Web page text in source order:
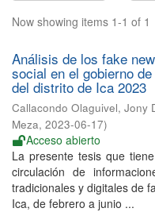
Now showing items 1-1 of 1
Análisis de los fake
social en el gobierno
del distrito de Ica 2023
Callacondo Olaguivel, Jony
Meza, 2023-06-17)
Acceso abierto
La presente tesis que
circulación de
tradicionales y digitales de
Ica, de febrero a junio ...